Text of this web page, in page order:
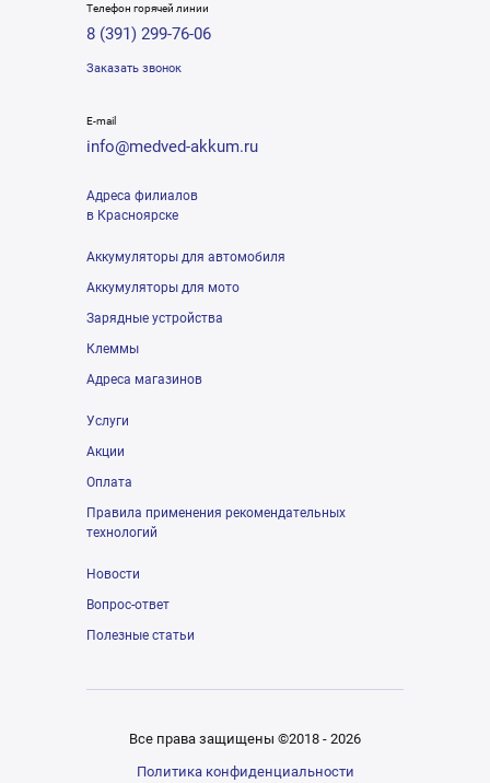
Телефон горячей линии
8 (391) 299-76-06
Заказать звонок
E-mail
info@medved-akkum.ru
Адреса филиалов
в Красноярске
Аккумуляторы для автомобиля
Аккумуляторы для мото
Зарядные устройства
Клеммы
Адреса магазинов
Услуги
Акции
Оплата
Правила применения рекомендательных
технологий
Новости
Вопрос-ответ
Полезные статьи
Все права защищены ©2018 - 2026
Политика конфиденциальности